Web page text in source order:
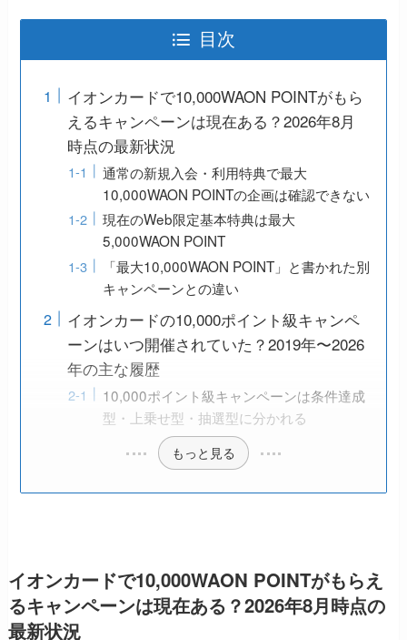
目次
イオンカードで10,000WAON POINTがもら
えるキャンペーンは現在ある？2026年8月
時点の最新状況
通常の新規入会・利用特典で最大
10,000WAON POINTの企画は確認できない
現在のWeb限定基本特典は最大
5,000WAON POINT
「最大10,000WAON POINT」と書かれた別
キャンペーンとの違い
イオンカードの10,000ポイント級キャンペ
ーンはいつ開催されていた？2019年〜2026
年の主な履歴
10,000ポイント級キャンペーンは条件達成
型・上乗せ型・抽選型に分かれる
もっと見る
イオンカードで10,000WAON POINTがもらえ
るキャンペーンは現在ある？2026年8月時点の
最新状況